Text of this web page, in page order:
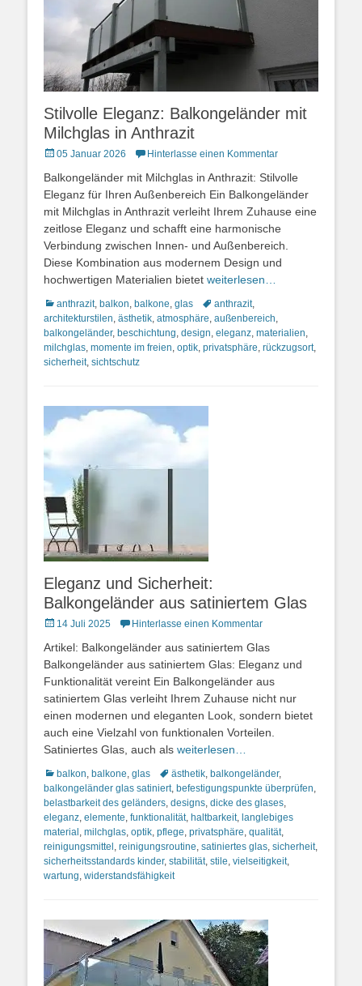
Stilvolle Eleganz: Balkongeländer mit
Milchglas in Anthrazit
Posted
05 Januar 2026 Hinterlasse einen Kommentar
Balkongeländer mit Milchglas in Anthrazit: Stilvolle
Eleganz für Ihren Außenbereich Ein Balkongeländer
mit Milchglas in Anthrazit verleiht Ihrem Zuhause eine
zeitlose Eleganz und schafft eine harmonische
Verbindung zwischen Innen- und Außenbereich.
Diese Kombination aus modernem Design und
hochwertigen Materialien bietet weiterlesen…
Kategorien
anthrazit, balkon balkone glas Schlagworte
anthrazit,
architekturstilen ästhetik atmosphäre außenbereich
balkongeländer, beschichtung design eleganz materialien
milchglas momente im freien optik privatsphäre rückzugsort,
sicherheit, sichtschutz
Eleganz und Sicherheit:
Balkongeländer aus satiniertem Glas
Posted
14 Juli 2025 Hinterlasse einen Kommentar
Artikel: Balkongeländer aus satiniertem Glas
Balkongeländer aus satiniertem Glas: Eleganz und
Funktionalität vereint Ein Balkongeländer aus
satiniertem Glas verleiht Ihrem Zuhause nicht nur
einen modernen und eleganten Look, sondern bietet
auch eine Vielzahl von funktionalen Vorteilen.
Satiniertes Glas, auch als weiterlesen…
Kategorien
balkon balkone glas Schlagworte
ästhetik balkongeländer,
balkongeländer glas satiniert, befestigungspunkte überprüfen
belastbarkeit des geländers designs dicke des glases
eleganz elemente funktionalität, haltbarkeit, langlebiges
material milchglas optik pflege privatsphäre qualität,
reinigungsmittel reinigungsroutine satiniertes glas sicherheit,
sicherheitsstandards kinder, stabilität, stile vielseitigkeit,
wartung widerstandsfähigkeit